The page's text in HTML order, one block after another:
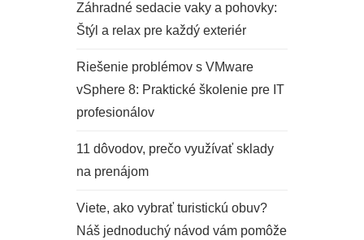
Záhradné sedacie vaky a pohovky:
Štýl a relax pre každý exteriér
Riešenie problémov s VMware
vSphere 8: Praktické školenie pre IT
profesionálov
11 dôvodov, prečo využívať sklady
na prenájom
Viete, ako vybrať turistickú obuv?
Náš jednoduchý návod vám pomôže